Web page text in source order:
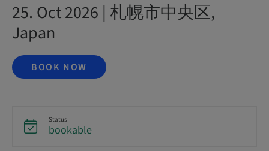
25. Oct 2026 | 札幌市中央区,
Japan
BOOK NOW
Status
bookable